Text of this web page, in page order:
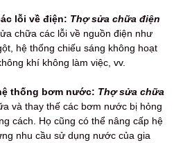
lỗi về điện: Thợ sửa chữa điện
chữa các lỗi về nguồn điện như
hệ thống chiếu sáng không hoạt
khí không làm việc, vv.
thống bơm nước: Thợ sửa chữa
và thay thế các bơm nước bị hỏng
cách. Họ cũng có thể nâng cấp hệ
nhu cầu sử dụng nước của gia